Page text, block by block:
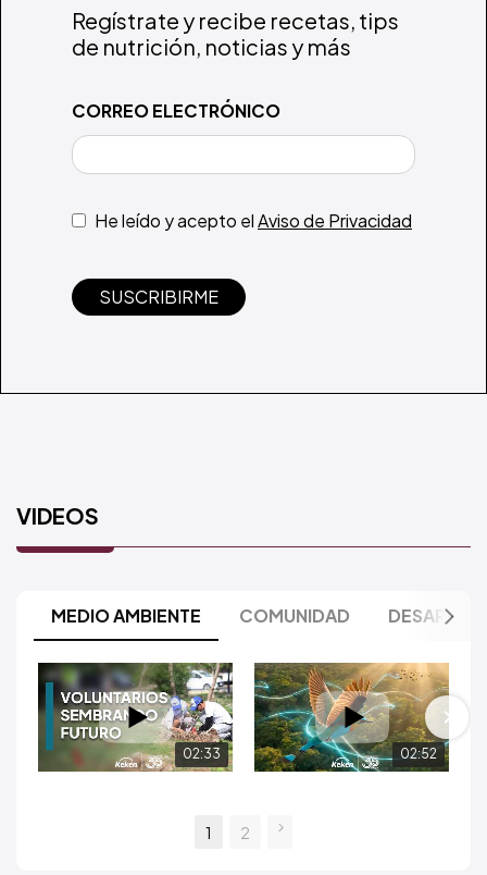
Regístrate y recibe recetas, tips
de nutrición, noticias y más
CORREO ELECTRÓNICO
He leído y acepto elAviso de Privacidad
VIDEOS
MEDIO AMBIENTE COMUNIDAD
02:33 02:52
1 2